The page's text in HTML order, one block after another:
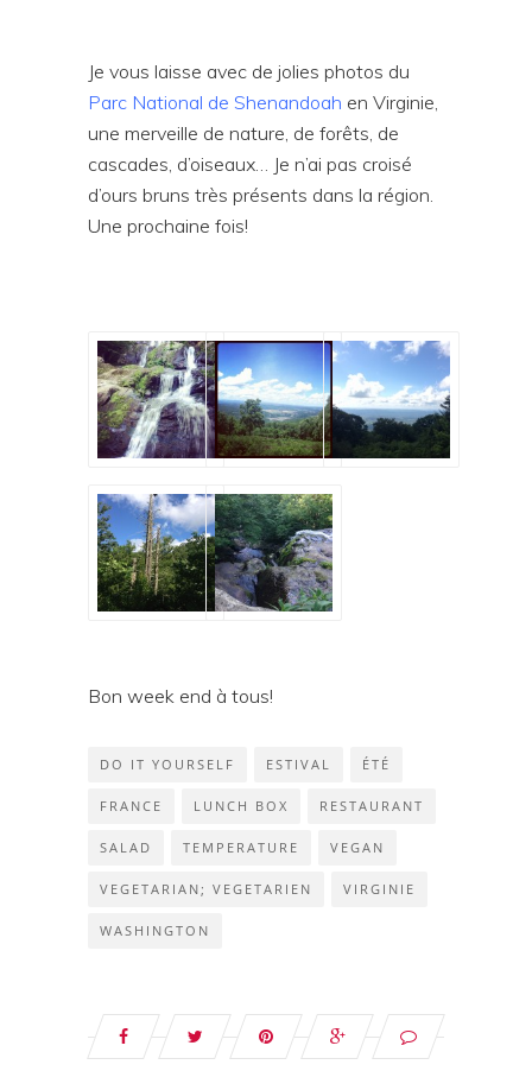
Je vous laisse avec de jolies photos du
Parc National de Shenandoah en Virginie,
une merveille de nature, de forêts, de
cascades, d’oiseaux… Je n’ai pas croisé
d’ours bruns très présents dans la région.
Une prochaine fois!
Bon week end à tous!
DO IT YOURSELF ESTIVAL ÉTÉ
FRANCE LUNCH BOX RESTAURANT
SALAD TEMPERATURE VEGAN
VEGETARIAN; VEGETARIEN VIRGINIE
WASHINGTON